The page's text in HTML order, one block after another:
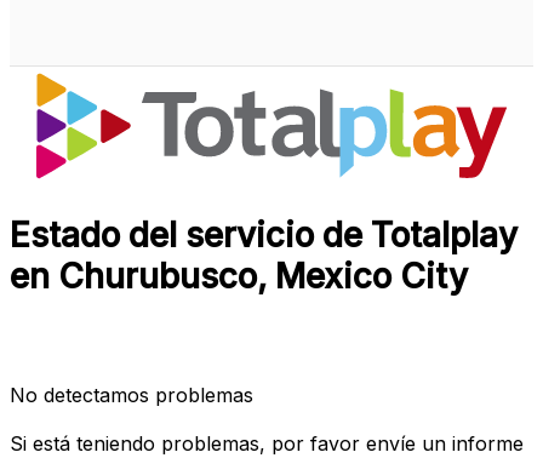
Estado del servicio de Totalplay
en Churubusco, Mexico City
No detectamos problemas
Si está teniendo problemas, por favor envíe un informe